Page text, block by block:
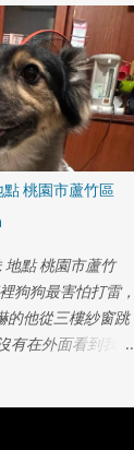
機車找了好幾圈
小小紅包答謝如
桃園市蘆竹區
地點 桃園市蘆竹
狗狗最害怕打雷，
的他從三樓紗窗跳
有在外面看到我們